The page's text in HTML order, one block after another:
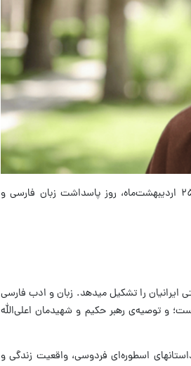
به گزارش الف، پیام حضرت آیت‌الله سیّدمجتبی خامنه‌ای رهبر انقلاب اسلامی به مناسبت ۲۵ اردیبهشت‌ماه، روز پاسداشت زبان فارسی و
ایرانیان را تشکیل میدهد. زبان و ادب فارسی
و توصیه‌ی رهبر حکیم و شهیدمان اعلی‌الله
اسطوره‌ای فردوسی، واقعیت زندگی و